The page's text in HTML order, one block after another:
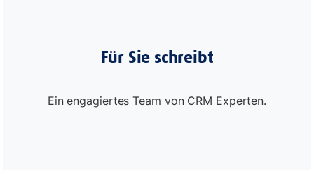
Für Sie schreibt
Ein engagiertes Team von CRM Experten.